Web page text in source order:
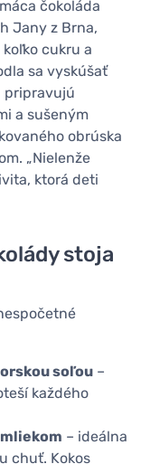
čokoláda
Jany z Brna,
cukru a
sa vyskúšať
pripravujú
a sušeným
obrúska
„Nielenže
ktorá deti
stoja
soľou –
každého
– ideálna
chuť. Kokos